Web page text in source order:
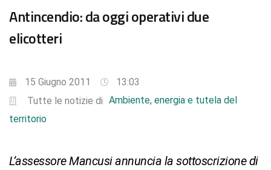
Antincendio: da oggi operativi due
elicotteri
15 Giugno 2011
13:03
Tutte le notizie di Ambiente, energia e tutela del
territorio
L’assessore Mancusi annuncia la sottoscrizione di